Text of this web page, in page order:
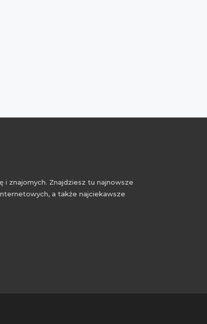
i znajomych. Znajdziesz tu najnowsze
a także najciekawsze